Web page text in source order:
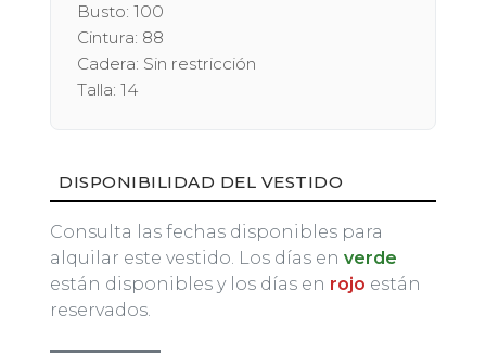
Busto: 100
Cintura: 88
Cadera: Sin restricción
Talla: 14
DISPONIBILIDAD DEL VESTIDO
Consulta las fechas disponibles para
alquilar este vestido. Los días en verde
están disponibles y los días en rojo están
reservados.